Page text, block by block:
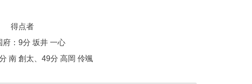
得点者
府：9分 坂井 一心
南 創太、49分 高岡 伶颯